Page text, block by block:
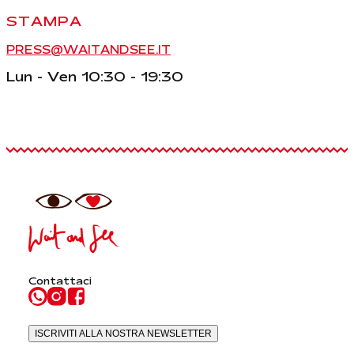
STAMPA
PRESS@WAITANDSEE.IT
Lun - Ven 10:30 - 19:30
Contattaci
ISCRIVITI ALLA NOSTRA NEWSLETTER